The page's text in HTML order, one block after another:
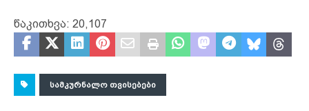
წაკითხვა: 20,107
ᲡᲐᲛᲙᲣᲠᲜᲐᲚᲝ ᲗᲕᲘᲡᲔᲑᲔᲑᲘ